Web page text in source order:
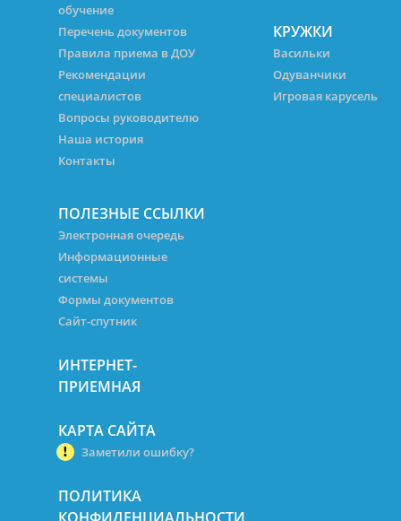
обучение
Перечень документов
Правила приема в ДОУ
Рекомендации
специалистов
Вопросы руководителю
Наша история
Контакты
КРУЖКИ
Васильки
Одуванчики
Игровая карусель
ПОЛЕЗНЫЕ ССЫЛКИ
Электронная очередь
Информационные
системы
Формы документов
Сайт-спутник
ИНТЕРНЕТ-
ПРИЕМНАЯ
КАРТА САЙТА
Заметили ошибку?
ПОЛИТИКА